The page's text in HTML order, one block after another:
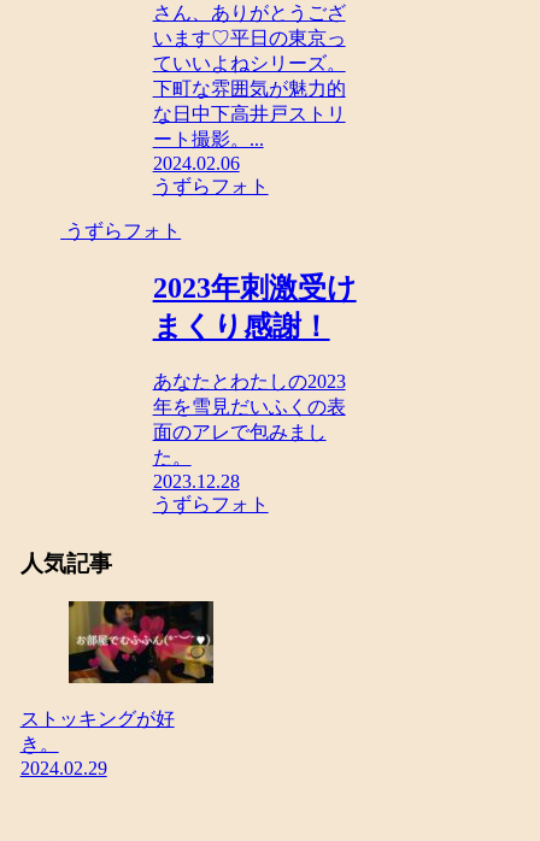
さん、ありがとうござ
います♡平日の東京っ
ていいよねシリーズ。
下町な雰囲気が魅力的
な日中下高井戸ストリ
ート撮影。...
2024.02.06
うずらフォト
うずらフォト
2023年刺激受け
まくり感謝！
あなたとわたしの2023
年を雪見だいふくの表
面のアレで包みまし
た。
2023.12.28
うずらフォト
人気記事
ストッキングが好
き。
2024.02.29